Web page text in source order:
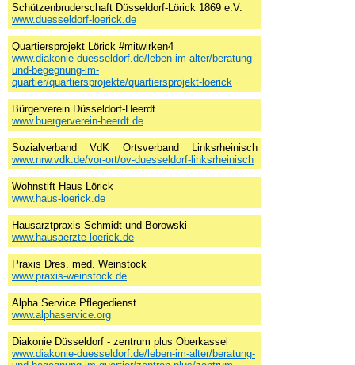
Schützenbruderschaft Düsseldorf-Lörick 1869 e.V.
www.duesseldorf-loerick.de
Quartiersprojekt Lörick #mitwirken4
www.diakonie-duesseldorf.de/leben-im-alter/beratung-
und-begegnung-im-
quartier/quartiersprojekte/quartiersprojekt-loerick
Bürgerverein Düsseldorf-Heerdt
www.buergerverein-heerdt.de
Sozialverband VdK Ortsverband Linksrheinisch
www.nrw.vdk.de/vor-ort/ov-duesseldorf-linksrheinisch
Wohnstift Haus Lörick
www.haus-loerick.de
Hausarztpraxis Schmidt und Borowski
www.hausaerzte-loerick.de
Praxis Dres. med. Weinstock
www.praxis-weinstock.de
Alpha Service Pflegedienst
www.alphaservice.org
Diakonie Düsseldorf - zentrum plus Oberkassel
www.diakonie-duesseldorf.de/leben-im-alter/beratung-